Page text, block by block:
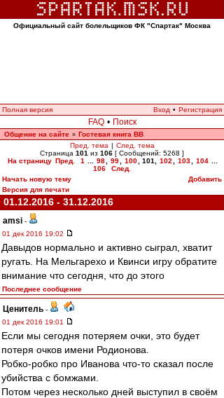
Официальный сайт болельщиков ФК "Спартак" Москва
Полная версия Вход • Регистрация
FAQ • Поиск
Общение на сайте » Гостевая книга ВВ
Пред. тема | След. тема
Страница 101 из 106 [ Сообщений: 5268 ]
На страницу Пред. 1 98 99 100 101 102 103 104
106
След.
Начать новую тему
Добавить
Версия для печати
01.12.2016 - 31.12.2016
amsi -
01 дек 2016 19:02
Давыдов нормально и активно сыграл, хватит
ругать. На Мельгарехо и Квинси игру обратите
внимание что сегодня, что до этого
Последнее сообщение
Ценитель -
01 дек 2016 19:01
Если мы сегодня потеряем очки, это будет
потеря очков имени Родионова.
Робко-робко про Иванова что-то сказал после
убийства с бомжами.
Потом через несколько дней выступил в своём